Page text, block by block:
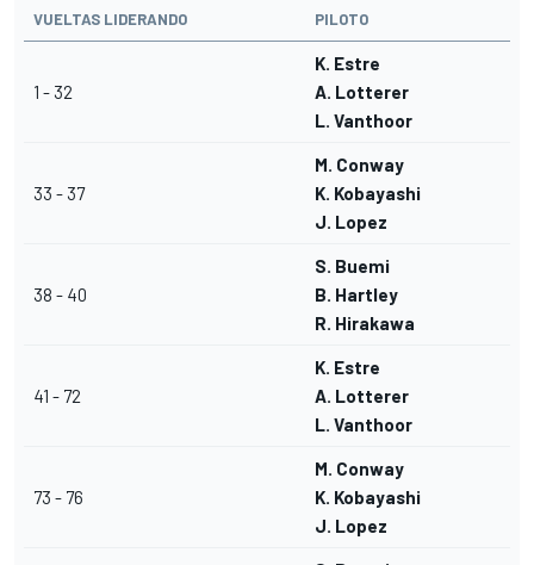
VUELTAS LIDERANDO PILOTO
1 - 32
K. Estre
A. Lotterer
L. Vanthoor
33 - 37
M. Conway
K. Kobayashi
J. Lopez
38 - 40
S. Buemi
B. Hartley
R. Hirakawa
41 - 72
K. Estre
A. Lotterer
L. Vanthoor
73 - 76
M. Conway
K. Kobayashi
J. Lopez